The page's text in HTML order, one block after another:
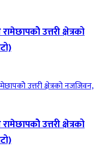
उत्तरी क्षेत्रको
उत्तरी क्षेत्रको